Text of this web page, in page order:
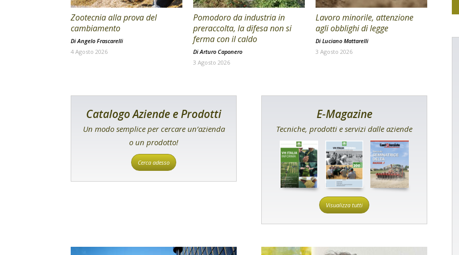
Zootecnia alla prova del
cambiamento
Di Angelo Frascarelli
4 Agosto 2026
Pomodoro da industria in
preraccolta, la difesa non si
ferma con il caldo
Di Arturo Caponero
3 Agosto 2026
Lavoro minorile, attenzione
agli obblighi di legge
Di Luciano Mattarelli
3 Agosto 2026
Catalogo Aziende e Prodotti
Un modo semplice per cercare un’azienda
o un prodotto!
Cerca adesso
E-Magazine
Tecniche, prodotti e servizi dalle aziende
Visualizza tutti